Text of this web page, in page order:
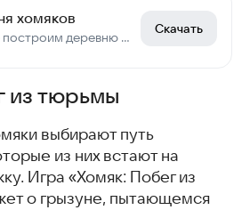
хомяков
Давайте построим деревню для милого хомяка!
Скачать
из тюрьмы
выбирают путь
из них встают на
Игра «Хомяк: Побег из
о грызуне, пытающемся